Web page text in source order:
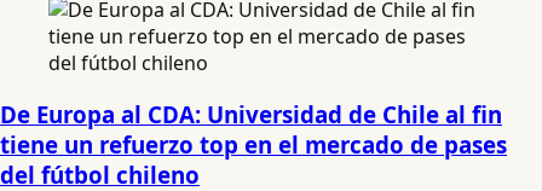
De Europa al CDA: Universidad de Chile al fin
tiene un refuerzo top en el mercado de pases
del fútbol chileno